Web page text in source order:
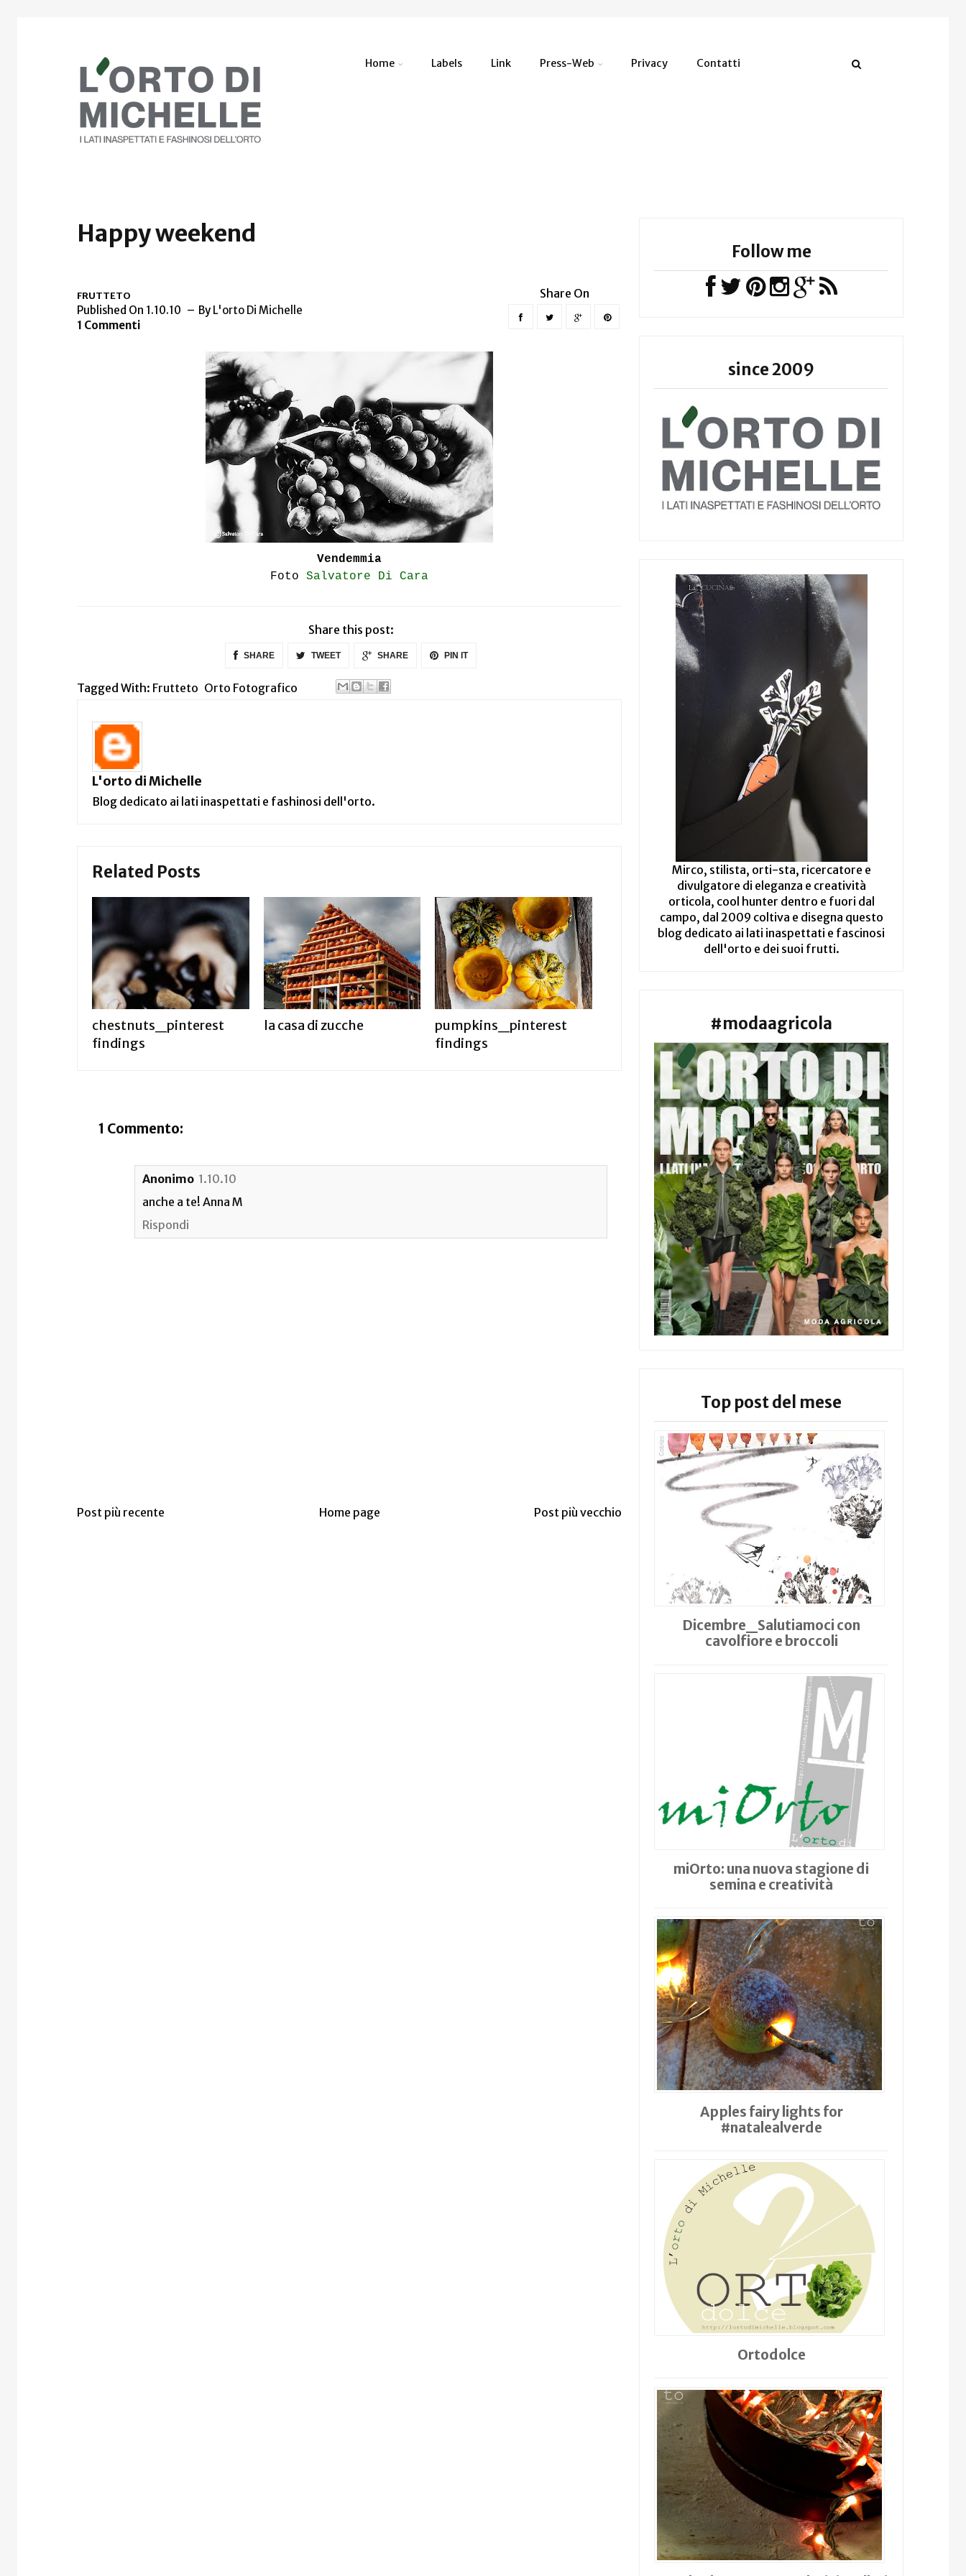
Home Labels Link Press-Web Privacy Contatti
Happy weekend
FRUTTETO
Published On 1.10.10 By L'orto Di Michelle
1 Commenti
Vendemmia
Foto Salvatore Di Cara
Share this post:
SHARE TWEET SHARE PIN IT
Tagged With: Frutteto Orto Fotografico
L'orto di Michelle
Blog dedicato ai lati inaspettati e fashinosi dell'orto.
Related Posts
chestnuts_pinterest
findings
la casa di zucche
pumpkins_pinterest
findings
1 Commento:
Anonimo 1.10.10
anche a te! Anna M
Rispondi
Post più recente Home page Post più vecchio
Follow me
since 2009
Mirco, stilista, orti-sta, ricercatore e
divulgatore di eleganza e creatività
orticola, cool hunter dentro e fuori dal
campo, dal 2009 coltiva e disegna questo
blog dedicato ai lati inaspettati e fascinosi
dell'orto e dei suoi frutti.
#modaagricola
Top post del mese
Dicembre_Salutiamoci con
cavolfiore e broccoli
miOrto: una nuova stagione di
semina e creatività
Apples fairy lights for
#natalealverde
Ortodolce